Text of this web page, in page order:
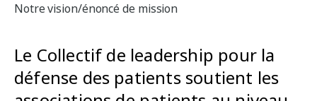
Notre vision/énoncé de mission
Le Collectif de leadership pour la
défense des patients soutient les